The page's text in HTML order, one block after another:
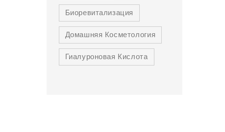
Биоревитализация
Домашняя Косметология
Гиалуроновая Кислота